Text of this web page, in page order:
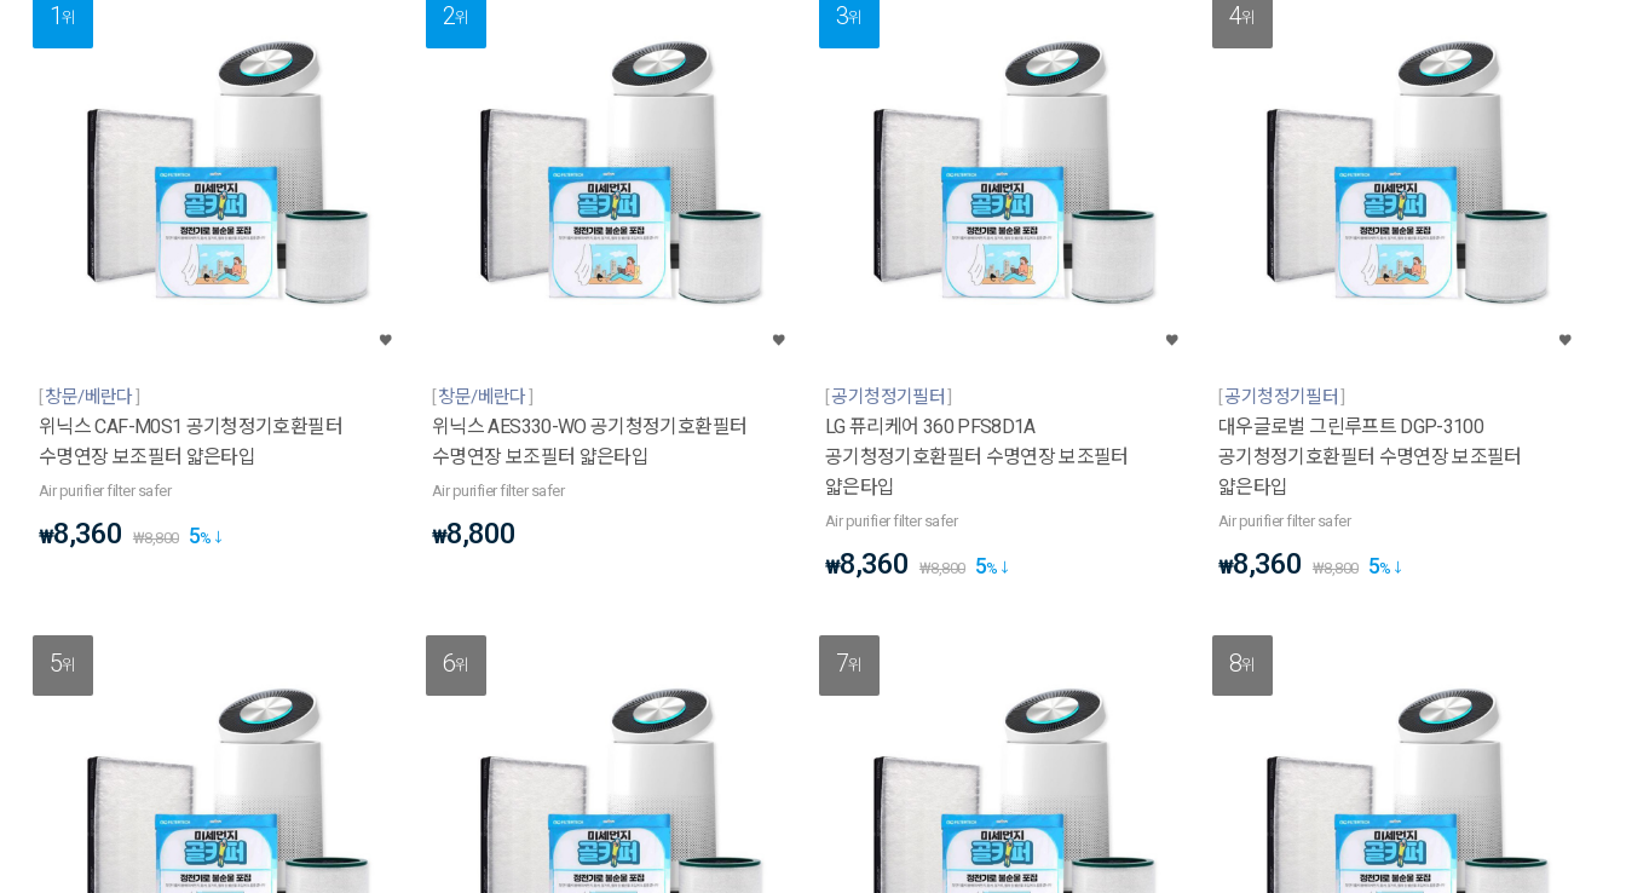
1위
창문/베란다
위닉스 CAF-M0S1 공기청정기호환필터
수명연장 보조필터 얇은타입
Air purifier filter safer
₩8,360 ₩8,800 5%
2위
창문/베란다
위닉스 AES330-WO 공기청정기호환필터
수명연장 보조필터 얇은타입
Air purifier filter safer
₩8,800
3위
공기청정기필터
LG 퓨리케어 360 PFS8D1A
공기청정기호환필터 수명연장 보조필터
얇은타입
Air purifier filter safer
₩8,360 ₩8,800 5%
4위
공기청정기필터
대우글로벌 그린루프트 DGP-3100
공기청정기호환필터 수명연장 보조필터
얇은타입
Air purifier filter safer
₩8,360 ₩8,800 5%
5위 6위 7위 8위